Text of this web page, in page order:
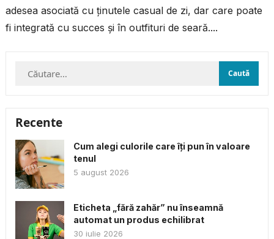
adesea asociată cu ținutele casual de zi, dar care poate
fi integrată cu succes și în outfituri de seară....
Caută
Recente
Cum alegi culorile care îți pun în valoare
tenul
5 august 2026
Eticheta „fără zahăr” nu înseamnă
automat un produs echilibrat
30 iulie 2026